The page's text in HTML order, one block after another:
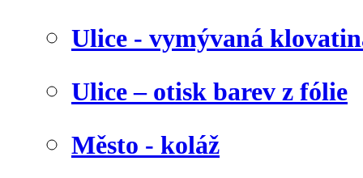
Ulice - vymývaná
Ulice – otisk barev z fólie
Město - koláž